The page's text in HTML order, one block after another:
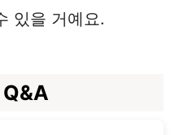
있을 거예요.
Q&A